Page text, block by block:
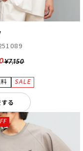
¥7,150
る